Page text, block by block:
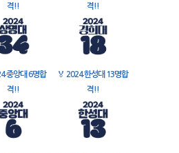
격!!
격!!
중앙대 6명합
격!!
🏅 2024 한성대 13명합
격!!